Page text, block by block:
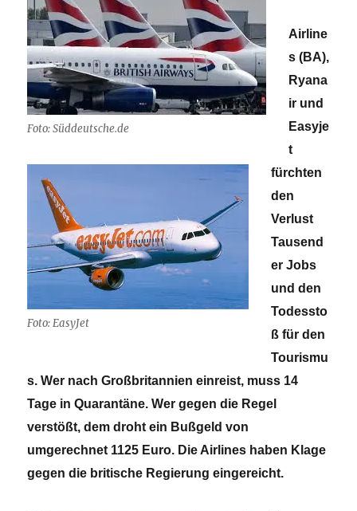
Foto: Süddeutsche.de
Foto: EasyJet
Airline
s (BA),
Ryana
ir und
Easyje
t
fürchten
den
Verlust
Tausend
er Jobs
und den
Todessto
ß für den
Tourismu
s. Wer nach Großbritannien einreist, muss 14
Tage in Quarantäne. Wer gegen die Regel
verstößt, dem droht ein Bußgeld von
umgerechnet 1125 Euro. Die Airlines haben Klage
gegen die britische Regierung eingereicht.